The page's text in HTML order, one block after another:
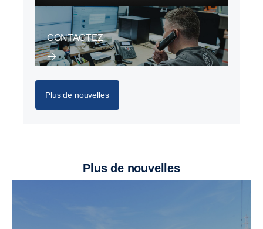
CONTACTEZ
Plus de nouvelles
Plus de nouvelles